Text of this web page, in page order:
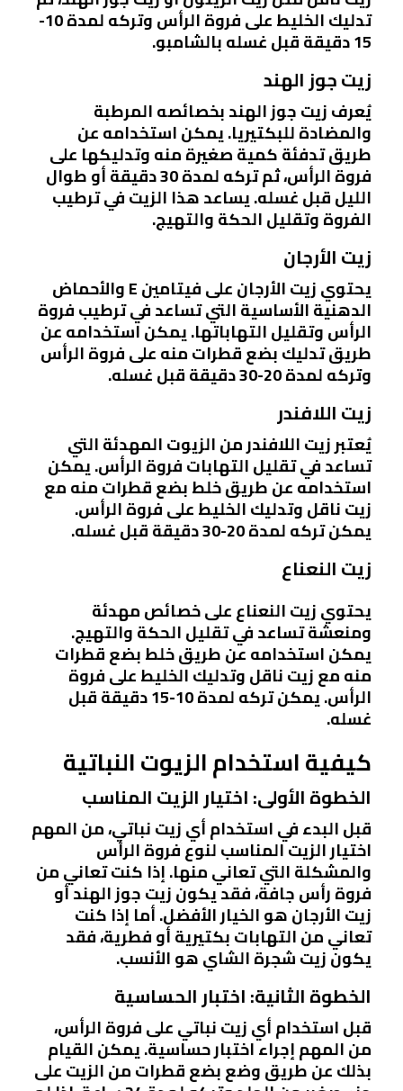
تدليك الخليط على فروة الرأس وتركه لمدة 10-
15 دقيقة قبل غسله بالشامبو.
زيت جوز الهند
يُعرف زيت جوز الهند بخصائصه المرطبة
والمضادة للبكتيريا. يمكن استخدامه عن
طريق تدفئة كمية صغيرة منه وتدليكها على
فروة الرأس، ثم تركه لمدة 30 دقيقة أو طوال
الليل قبل غسله. يساعد هذا الزيت في ترطيب
الفروة وتقليل الحكة والتهيج.
زيت الأرجان
يحتوي زيت الأرجان على فيتامين E والأحماض
الدهنية الأساسية التي تساعد في ترطيب فروة
الرأس وتقليل التهاباتها. يمكن استخدامه عن
طريق تدليك بضع قطرات منه على فروة الرأس
وتركه لمدة 20-30 دقيقة قبل غسله.
زيت اللافندر
يُعتبر زيت اللافندر من الزيوت المهدئة التي
تساعد في تقليل التهابات فروة الرأس. يمكن
استخدامه عن طريق خلط بضع قطرات منه مع
زيت ناقل وتدليك الخليط على فروة الرأس.
يمكن تركه لمدة 20-30 دقيقة قبل غسله.
زيت النعناع
يحتوي زيت النعناع على خصائص مهدئة
ومنعشة تساعد في تقليل الحكة والتهيج.
يمكن استخدامه عن طريق خلط بضع قطرات
منه مع زيت ناقل وتدليك الخليط على فروة
الرأس. يمكن تركه لمدة 10-15 دقيقة قبل
غسله.
كيفية استخدام الزيوت النباتية
الخطوة الأولى: اختيار الزيت المناسب
قبل البدء في استخدام أي زيت نباتي، من المهم
اختيار الزيت المناسب لنوع فروة الرأس
والمشكلة التي تعاني منها. إذا كنت تعاني من
فروة رأس جافة، فقد يكون زيت جوز الهند أو
زيت الأرجان هو الخيار الأفضل. أما إذا كنت
تعاني من التهابات بكتيرية أو فطرية، فقد
يكون زيت شجرة الشاي هو الأنسب.
الخطوة الثانية: اختبار الحساسية
قبل استخدام أي زيت نباتي على فروة الرأس،
من المهم إجراء اختبار حساسية. يمكن القيام
بذلك عن طريق وضع بضع قطرات من الزيت على